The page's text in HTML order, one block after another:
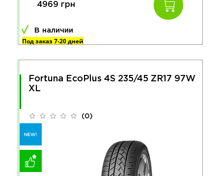
4969 грн
В наличии
Под заказ 7-20 дней
Fortuna EcoPlus 4S 235/45 ZR17 97W
XL
(0)